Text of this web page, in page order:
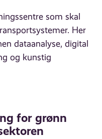
som skal
Her
dataanalyse, digital
og kunstig
for grønn